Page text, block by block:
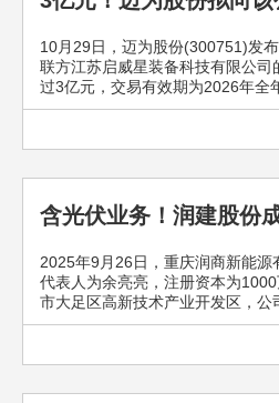
10月29日，迈为股份(300751)发
联方江苏启威星装备科技有限公司
过3亿元，交易有效期为2026年全
含光伏业务！润建股份
2025年9月26日，重庆润商新能源
代表人为余亮亮，注册资本为
市大足区高新技术产业开发区，公